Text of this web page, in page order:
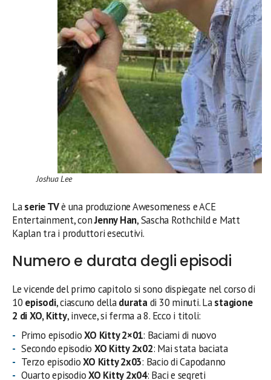
Joshua Lee
Laserie TVè una produzione Awesomeness e ACE
Entertainment, conJenny Han, Sascha Rothchild e Matt
Kaplan tra i produttori esecutivi.
Numero e durata degli episodi
Le vicende del primo capitolo si sono dispiegate nel corso di
10 episodi, ciascuno delladuratadi 30 minuti. Lastagione
2 di XO, Kitty, invece, si ferma a 8. Ecco i titoli:
Primo episodioXO Kitty2×01: Baciami di nuovo
Secondo episodio XO Kitty2x02: Mai stata baciata
Terzo episodioXO Kitty2x03: Bacio di Capodanno
Quarto episodioXO Kitty2x04: Baci e segreti